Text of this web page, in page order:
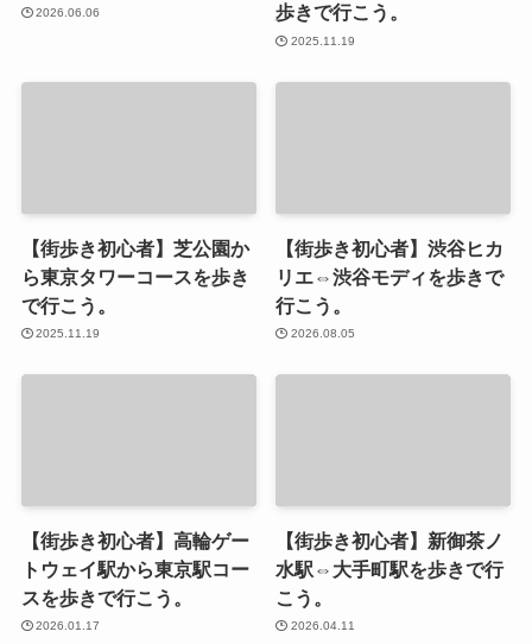
2026.06.06
歩きで行こう。
2025.11.19
【街歩き初心者】芝公園か
ら東京タワーコースを歩き
で行こう。
2025.11.19
【街歩き初心者】渋谷ヒカ
リエ⇔渋谷モディを歩きで
行こう。
2026.08.05
【街歩き初心者】高輪ゲー
トウェイ駅から東京駅コー
スを歩きで行こう。
2026.01.17
【街歩き初心者】新御茶ノ
水駅⇔大手町駅を歩きで行
こう。
2026.04.11